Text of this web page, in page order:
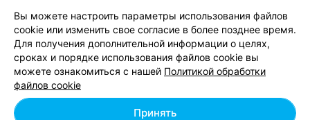
Кафе возле Площади Победы в Минске
Кафе в Ждановичах
Кафе в Серебрянке
Кафе в Грин Сити в Минске
Кафе возле вокзала в Минске
Вы можете настроить параметры использования файлов
cookie или изменить свое согласие в более позднее время.
Для получения дополнительной информации о целях,
сроках и порядке использования файлов cookie вы
можете ознакомиться с нашей Политикой обработки
файлов cookie
Принять